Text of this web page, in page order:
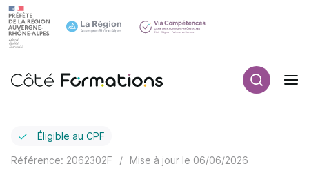
Navigation principale
Éligible au CPF
Référence: 2062302F / Mise à jour le 06/06/2026